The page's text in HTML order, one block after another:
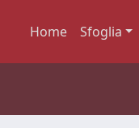
Home Sfoglia